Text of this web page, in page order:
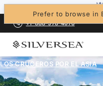
Prefer to browse in
+1-888-978-4070
LOS CRUCEROS POR ELASIA